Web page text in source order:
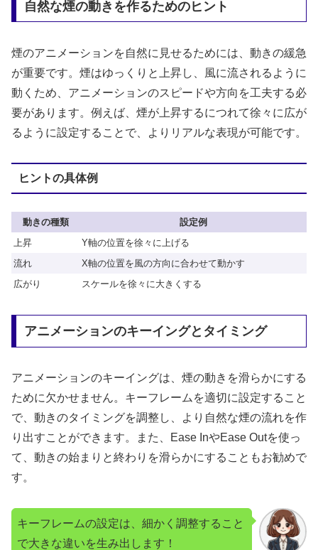
自然な煙の動きを作るためのヒント
煙のアニメーションを自然に見せるためには、動きの緩急
が重要です。煙はゆっくりと上昇し、風に流されるように
動くため、アニメーションのスピードや方向を工夫する必
要があります。例えば、煙が上昇するにつれて徐々に広が
るように設定することで、よりリアルな表現が可能です。
ヒントの具体例
動きの種類
設定例
上昇
Y軸の位置を徐々に上げる
流れ
X軸の位置を風の方向に合わせて動かす
広がり
スケールを徐々に大きくする
アニメーションのキーイングとタイミング
アニメーションのキーイングは、煙の動きを滑らかにする
ために欠かせません。キーフレームを適切に設定すること
で、動きのタイミングを調整し、より自然な煙の流れを作
り出すことができます。また、Ease InやEase Outを使っ
て、動きの始まりと終わりを滑らかにすることもお勧めで
す。
キーフレームの設定は、細かく調整すること
で大きな違いを生み出します！